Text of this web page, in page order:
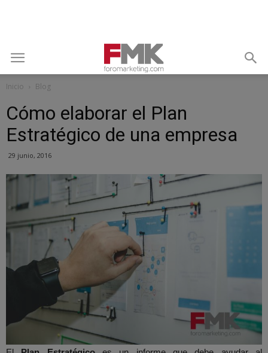
Inicio Blog
Cómo elaborar el Plan
Estratégico de una empresa
29 junio, 2016